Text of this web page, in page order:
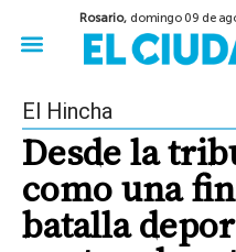
Rosario, domingo 09 de
El Hincha
Desde la
como una
batalla